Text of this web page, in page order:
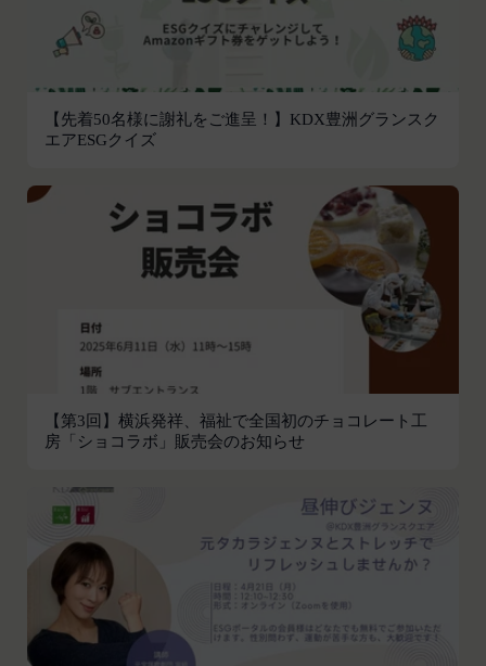
【先着50名様に謝礼をご進呈！】KDX豊洲グランスク
エアESGクイズ
【第3回】横浜発祥、福祉で全国初のチョコレート工
房「ショコラボ」販売会のお知らせ
その他の法令により当社が義務を負う範囲におい
て、速やかに対応させていただきます。
場合があります。
お問い合わせ
開示等のご希望、ご意見、ご質問、苦情のお申し出
は、下記の窓口までお願いいたします。
メールによるお問い合わせ
営業時間内に順次回答いたします。
お問い合わせ内容によっては回答にお時間をいただ
く場合や、ご返答できない場合がございます。あら
かじめご了承いただきますようお願い致します。
「@goyoh.jp」を含むメールアドレスから受信でき
るよう、あらかじめご設定ください。
メールによるお問い合わせについて、お客さまの個
人情報保護のため、SSL通信を使用しております。
合には、このお問い合わせフォームは利用できませ
んので、その場合にはお電話でのお問い合わせをお
願いいたします。
組織・体制
当社は、管理担当役員を利用者情報管理責任者と
し、利用者情報の適正な管理及び継続的な改善を実
施します。
録内容を変更する手続きを行うものとします。
会員が前項に定める変更手続きを行わなかった場合
効なものとすることをあらかじめ承諾します。
会員が本条第１項に定める変更手続きを行わなかっ
たことにより生じた損害について、当社は一切責任
第6条（IDおよびパスワードの管理）
会員は、会員登録等の際に会員本人が設定し、承
認・登録されたお客様IDおよびパスワードの利
用、管理について一切の責任を負うものとします。
会員は、お客様IDおよびパスワードの第三者への
譲渡、承継、名義変更、貸与、開示又は漏洩しては
ならないものとします。
会員のお客様IDおよびパスワードの使用上の過失
または第三者による不正使用等に起因する損害につ
いて、当社は一切責任を負わないものとします。
る損害について、当社は一切の責任を負わないもの
とします。
当社は、当社所定の方法により会員のお客様IDお
よびパスワードの一致を確認した場合、当該お客様
IDおよびパスワードに基づく会員が、本サービス
を利用したものとみなし、その場合の責任は全て当